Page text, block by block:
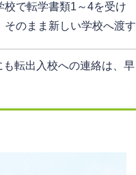
校で転学書類1～4を受け
そのまま新しい学校へ渡す
転出入校への連絡は、早